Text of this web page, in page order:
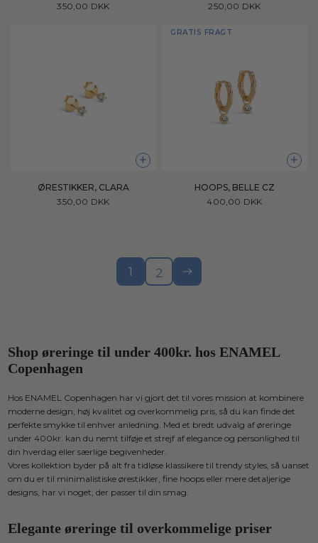
350,00 DKK
250,00 DKK
+
ØRESTIKKER, CLARA
350,00 DKK
GRATIS FRAGT
+
HOOPS, BELLE CZ
400,00 DKK
1 2
Shop øreringe til under 400kr. hos ENAMEL
Copenhagen
Hos ENAMEL Copenhagen har vi gjort det til vores mission at kombinere
moderne design, høj kvalitet og overkommelig pris, så du kan finde det
perfekte smykke til enhver anledning. Med et bredt udvalg af øreringe
under 400kr. kan du nemt tilføje et strejf af elegance og personlighed til
din hverdag eller særlige begivenheder.
Vores kollektion byder på alt fra tidløse klassikere til trendy styles, så uanset
om du er til minimalistiske ørestikker, fine hoops eller mere detaljerige
designs, har vi noget, der passer til din smag.
Elegante øreringe til overkommelige priser